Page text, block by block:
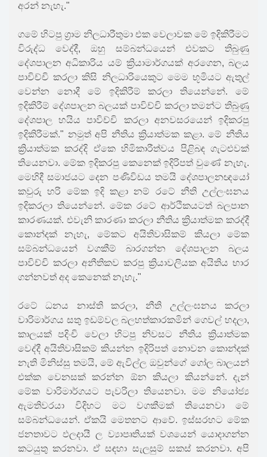
අරන් නැහැ."
ගමේ හිටපු ග්‍රාම නිලධාරීතුමා එක වෙලාවක මේ ඉදිකිරීමට
විරුද්ධ වෙද්දී, ඔහු සම්බන්ධයෙන් එවකට තිබුණු
දේශපාලන අධිකාරිය යම් ක්‍රියාමාර්ගයක් අරගෙන, බලය
පාවිච්චි කරලා කිසි නිලධාරියෙකුට මෙම භූමියට ඇතුල්
වෙන්න නොදී මේ ඉදිකිරීම් කරලා තියෙන්නේ. මේ
ඉදිකිරීම් දේශපාලන බලයක් පාවිච්චි කරලා තමන්ට තිබුණු
දේශපාල හයිය පාවිච්චි කරලා අනවසරයෙන් ඉදිකරපු
ඉදිකිරීමක්." නමුත් අපි නීතිය ක්‍රියාත්මක කළා. මේ නීතිය
ක්‍රියාත්මක කරද්දි ඒකෙ හිමිකාරීත්වය පිළිබඳ ගැටළුවක්
තියෙනවා. මේක ඉදිකරපු කෙනෙක් ඉදිරිපත් වුණේ නැහැ.
මෙහිදී සමාජයට දෙන පණිවිඩය තමයි දේශපාලනඥයෝ
කවුරු හරි මේක ඉදි කළා නම් රටේ නීති උල්ලංඝනය
ඉදිකරලා තියෙන්නේ. මේක රටේ ආර්ථිකයටත් බලපාන
කාරණයක්. එවැනි කාරණා කරලා නීතිය ක්‍රියාත්මක කරද්දී
කොන්දක් නැහැ, මේකට අයිතිවාසිකම් කියලා මේක
සම්බන්ධයෙන් වගකීම් බාරගන්න දේශපාලන බලය
පාවිච්චි කරලා අනීතිකව කරපු ක්‍රියාවලියක අයිතිය භාර
ගන්නවත් අද කෙනෙක් නැහැ."
රටේ ධනය නාස්ති කරලා, නීති උල්ලංඝනය කරලා
වාරිමාර්ගය සතු ඉඩම්වල බලහත්කාරකමින් ගෙවල් හදලා,
කාලයක් පදිංචි වෙලා හිටපු නිවසට නීතිය ක්‍රියාත්මක
වෙද්දී අයිතිවාසිකම් කියන්න ඉදිරිපත් නොවන කොන්දක්
නැති මිනිස්සු තමයි, මේ ඇවිල්ල ඔවුන්ගේ ගෝල බාලයන්
එක්ක වෙනසක් කරන්න ඕන කියලා කියන්නේ. දැන්
මේක වාරිමාර්ගයට පැවරිලා තියෙනවා. මම නියෝජ්‍ය
ඇමතිවරයා විදිහට මට වගකීමක් තියෙනවා මේ
සම්බන්ධයෙන්. ඒකයි මෙතනට ආවේ. ඉස්සරහට මේක
ජනතාවට ඵලදායී ල ව්‍යාපෘතියක් වශයෙන් යොදාගන්න
කටයුතු කරනවා. ඒ සඳහා සැලසුම් සකස් කරනවා. අපි